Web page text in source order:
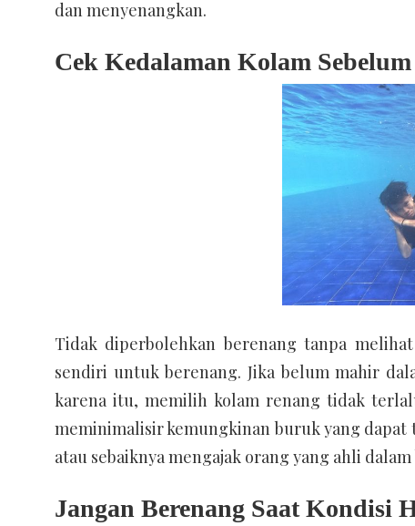
dan menyenangkan.
Cek Kedalaman Kolam
Tidak diperbolehkan berenang tanpa
sendiri untuk berenang. Jika belum mahir
karena itu, memilih kolam renang tidak
meminimalisir kemungkinan buruk yang
atau sebaiknya mengajak orang yang ahli
Jangan Berenang Saat Kondisi